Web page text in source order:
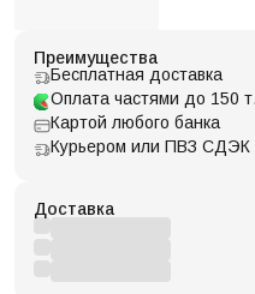
Преимущества
Бесплатная доставка
Оплата частями до 150
Картой любого банка
Курьером или ПВЗ СДЭК
Доставка